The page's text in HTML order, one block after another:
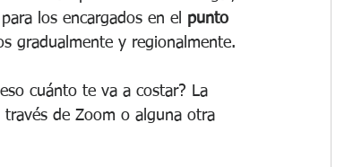
los encargados en el punto
gradualmente y regionalmente.
cuánto te va a costar? La
de Zoom o alguna otra